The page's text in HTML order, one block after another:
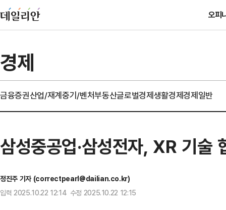
오피
경제
금융증권산업/재계중기/벤처부동산글로벌경제생활경제경제일반
삼성중공업·삼성전자, XR 기
정진주 기자 (correctpearl@dailian.co.kr)
입력 2025.10.22 12:14 수정 2025.10.22 12:15